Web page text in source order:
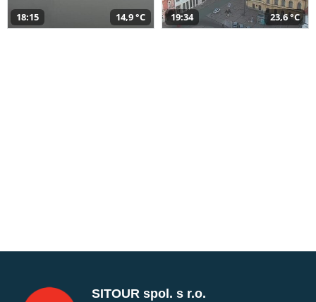
18:15 14,9 °C 19:34 23,6 °C
SITOUR spol. s r.o.